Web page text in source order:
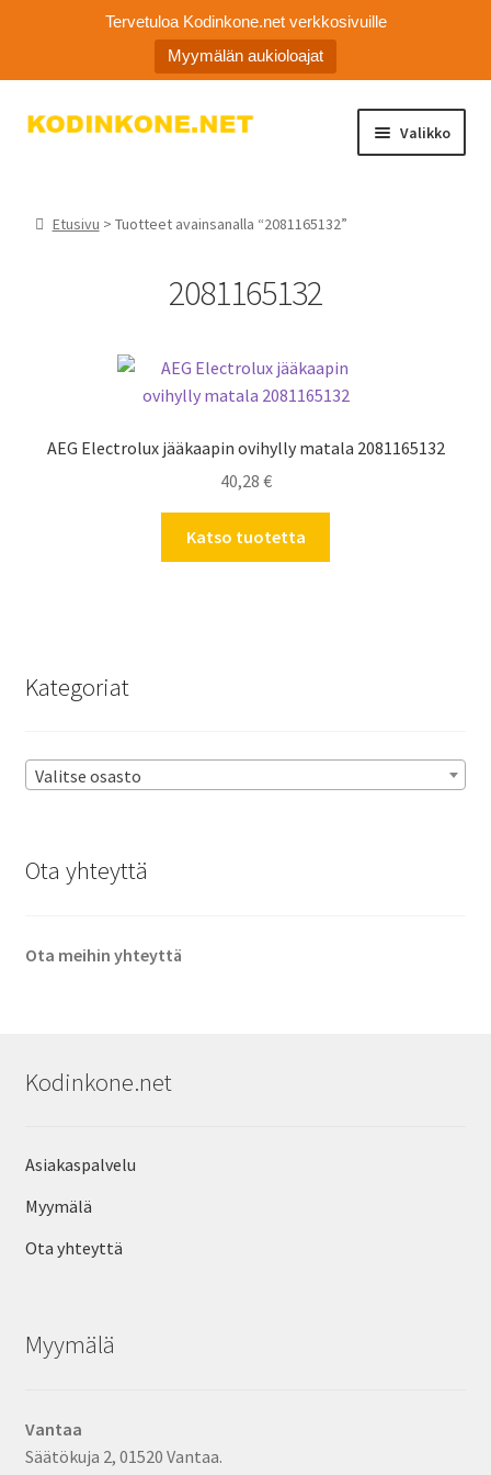
Tervetuloa Kodinkone.net verkkosivuille
Myymälän aukioloajat
Siirry
Siirry
Valikko
Asiakaspalvelu
Etusivu > Tuotteet avainsanalla “2081165132”
2081165132
AEG Electrolux jääkaapin ovihylly matala 2081165132
40,28 €
Katso tuotetta
Kategoriat
Valitse osasto
Ota yhteyttä
Ota meihin yhteyttä
Kodinkone.net
Asiakaspalvelu
Myymälä
Ota yhteyttä
Myymälä
Vantaa
Säätökuja 2, 01520 Vantaa.